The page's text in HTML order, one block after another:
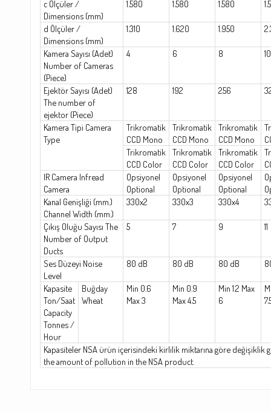
c Ölçüler /
Dimensions (mm)
1.580 1.580 1.580
d Ölçüler /
Dimensions (mm)
1.310 1.620 1.950
Kamera Sayısı (Adet)
Number of Cameras
(Piece)
4 6 8 10
Ejektör Sayısı (Adet)
The number of
ejektor (Piece)
128 192 256
Kamera Tipi Camera
Type
Trikromatik
CCD Mono
Trikromatik
CCD Mono
Trikromatik
CCD Mono
Trikromatik
CCD Color
Trikromatik
CCD Color
Trikromatik
CCD Color
IR Camera Infread
Camera
Opsiyonel
Optional
Opsiyonel
Optional
Opsiyonel
Optional
Kanal Genişliği (mm.)
Channel Width (mm.)
330x2 330x3 330x4
Çıkış Oluğu Sayısı The
Number of Output
Ducts
5 7 9 11
Ses Düzeyi Noise
Level
80 dB 80 dB 80 dB
Kapasite
Ton/Saat
Capacity
Tonnes /
Hour
Buğday
Wheat
Min 0.6
Max 3
Min 0.9
Max 4.5
Min 1.2 Max
6
Kapasiteler NSA ürün içerisindeki kirlilik miktarına göre değişiklik
the amount of pollution in the NSA product.